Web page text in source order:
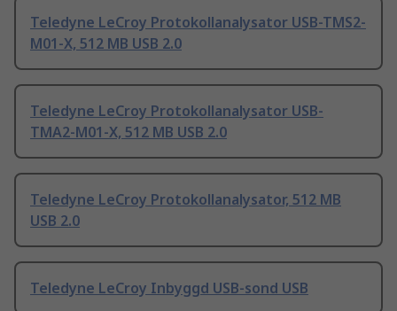
Teledyne LeCroy Protokollanalysator USB-TMS2-
M01-X, 512 MB USB 2.0
Teledyne LeCroy Protokollanalysator USB-
TMA2-M01-X, 512 MB USB 2.0
Teledyne LeCroy Protokollanalysator, 512 MB
USB 2.0
Teledyne LeCroy Inbyggd USB-sond USB